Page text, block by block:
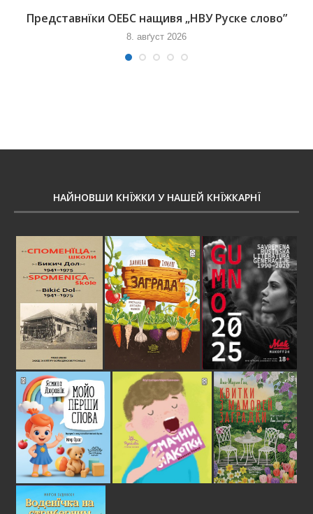
Представнїки ОЕБС нащивя „НВУ Руске слово”
8. авґуст 2026
НАЙНОВШИ КНЇЖКИ У НАШЕЙ КНЇЖКАРНЇ